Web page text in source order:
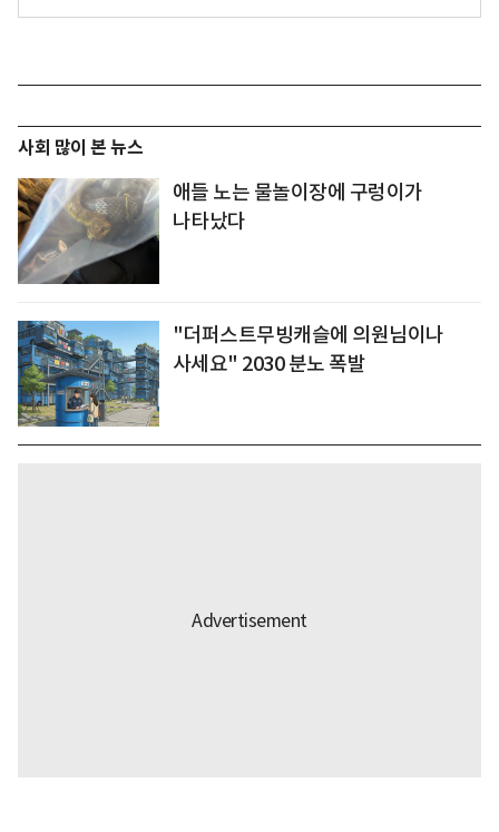
사회 많이 본 뉴스
애들 노는 물놀이장에 구렁이가
나타났다
"더퍼스트무빙캐슬에 의원님이나
사세요" 2030 분노 폭발